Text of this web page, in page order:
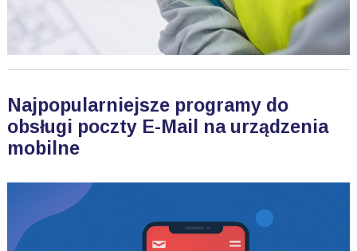
Najpopularniejsze programy do
obsługi poczty E-Mail na urządzenia
mobilne